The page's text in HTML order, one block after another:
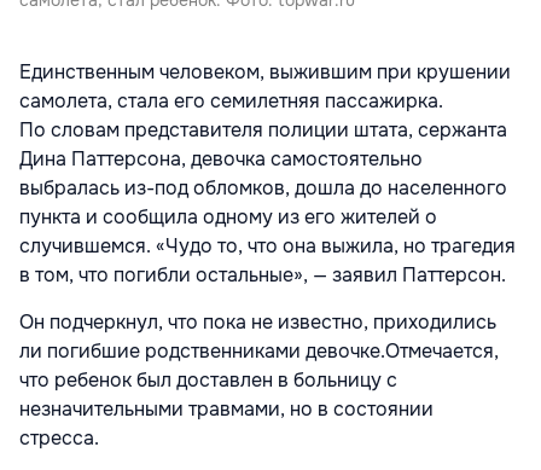
Единственным человеком, выжившим при крушении
самолета, стала его семилетняя пассажирка.
По словам представителя полиции штата, сержанта
Дина Паттерсона, девочка самостоятельно
выбралась из-под обломков, дошла до населенного
пункта и сообщила одному из его жителей о
случившемся. «Чудо то, что она выжила, но трагедия
в том, что погибли остальные», — заявил Паттерсон.
Он подчеркнул, что пока не известно, приходились
ли погибшие родственниками девочке.Отмечается,
что ребенок был доставлен в больницу с
незначительными травмами, но в состоянии
стресса.